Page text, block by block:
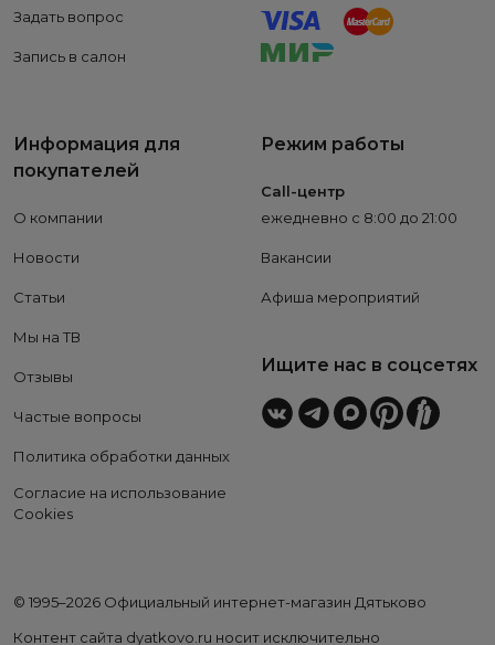
Задать вопрос
Запись в салон
Информация для
покупателей
О компании
Новости
Статьи
Мы на ТВ
Отзывы
Частые вопросы
Политика обработки данных
Согласие на использование
Cookies
Режим работы
Call-центр
ежедневно с 8:00 до 21:00
Вакансии
Афиша мероприятий
Ищите нас в соцсетях
© 1995–2026 Официальный интернет-магазин Дятьково
Контент сайта dyatkovo.ru носит исключительно